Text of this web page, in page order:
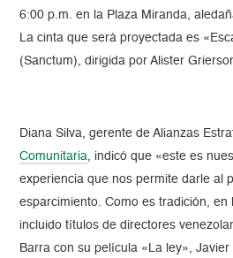
6:00 p.m. en la Plaza Miranda,
La cinta que será proyectada es
(Sanctum), dirigida por Alister
Diana Silva, gerente de Alianzas
Comunitaria, indicó que «este es
experiencia que nos permite darle al
esparcimiento. Como es tradición,
incluido títulos de directores
Barra con su película «La ley»,